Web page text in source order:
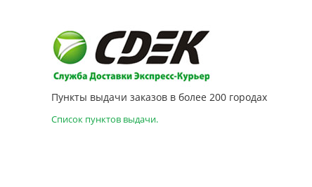
Пункты выдачи заказов в более 200 городах
Список пунктов выдачи.